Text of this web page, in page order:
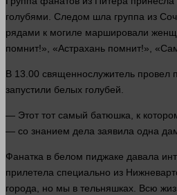
голубями. Следом шла группа из
рядами к могиле маршировали
помнит!», «Астрахань помнит!»,
В 13.00 священнослужитель провел
запустили белых голубей.
— Этот тот самый батюшка, к
— со знанием дела заявила одна
Фанатка в белом пиджаке давала
прилетела специально из
города, но мы в тельняшках. Всю